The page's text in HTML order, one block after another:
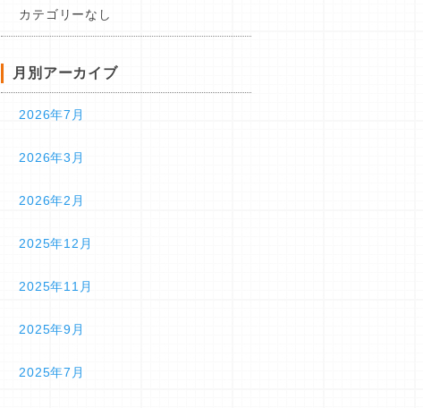
カテゴリーなし
月別アーカイブ
2026年7月
2026年3月
2026年2月
2025年12月
2025年11月
2025年9月
2025年7月